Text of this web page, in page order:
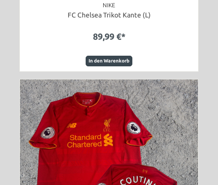
NIKE
FC Chelsea Trikot Kante (L)
89,99 €*
In den Warenkorb